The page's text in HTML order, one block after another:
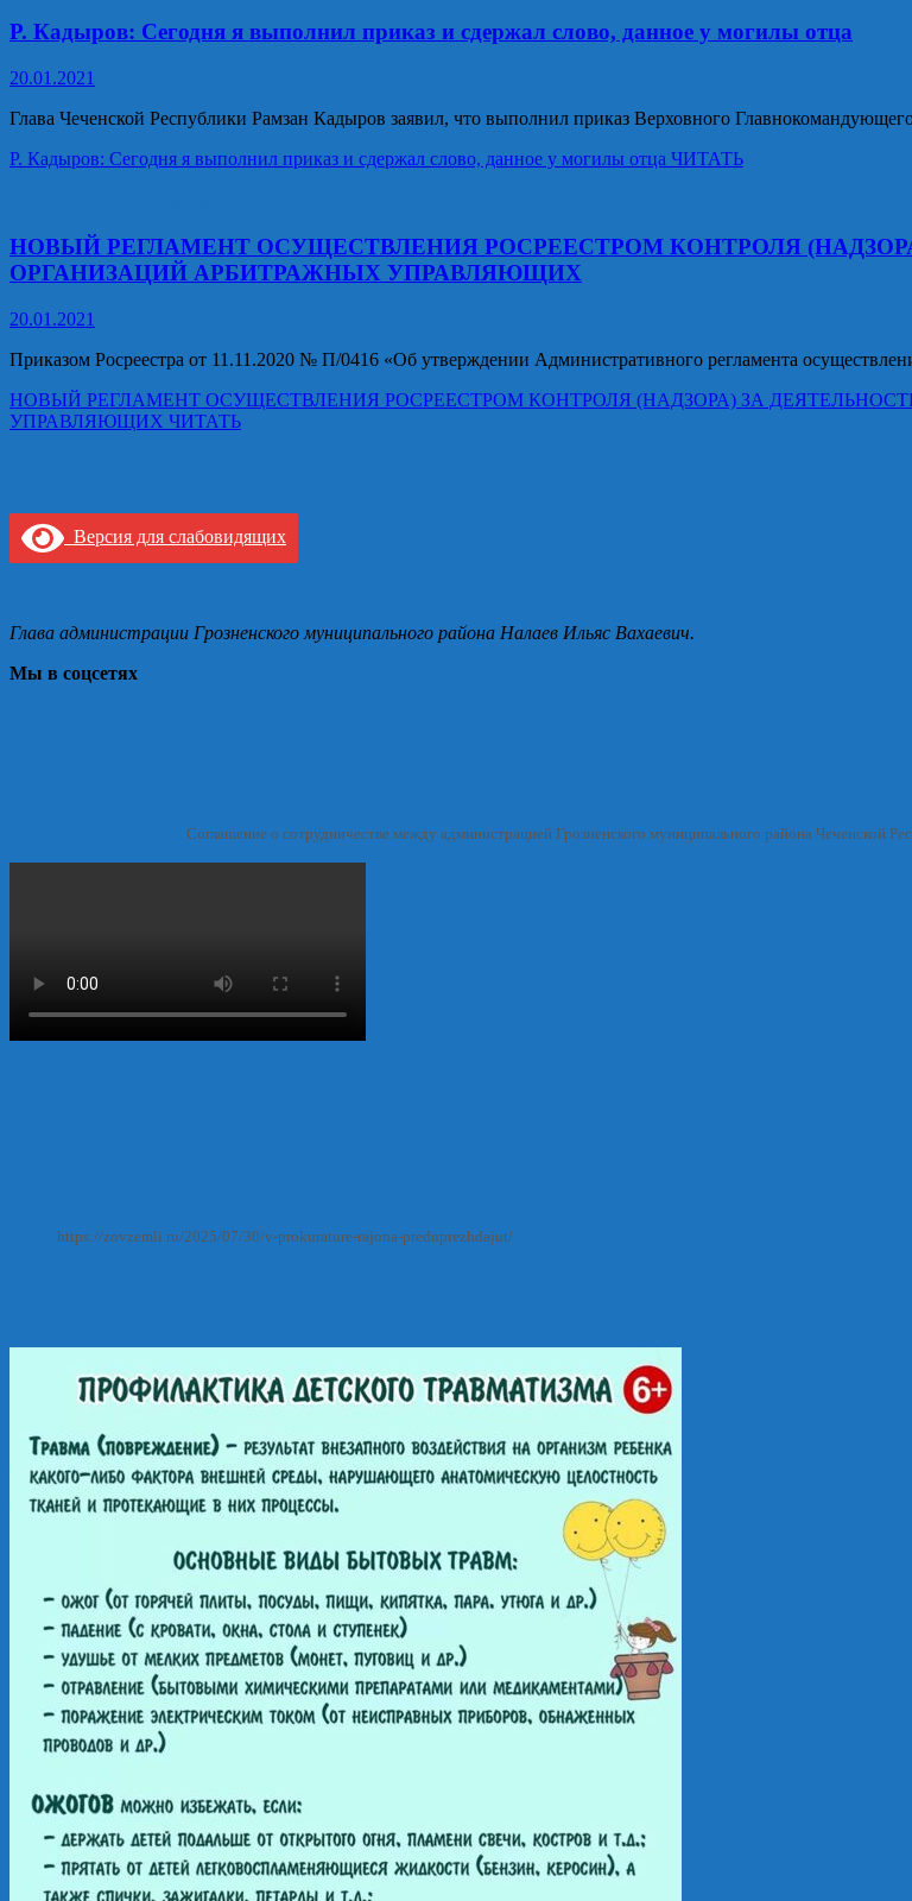
Р. Кадыров: Сегодня я выполнил приказ и сдержал слово, данное у могилы отца
20.01.2021
Глава Чеченской Республики Рамзан Кадыров заявил, что выполнил приказ Верховного
Р. Кадыров: Сегодня я выполнил приказ и сдержал слово, данное у могилы отца ЧИТАТЬ
НОВЫЙ РЕГЛАМЕНТ ОСУЩЕСТВЛЕНИЯ РОСРЕЕСТРОМ КОНТРОЛЯ
ОРГАНИЗАЦИЙ АРБИТРАЖНЫХ УПРАВЛЯЮЩИХ
20.01.2021
Приказом Росреестра от 11.11.2020 № П/0416 «Об утверждении Административного регламента
НОВЫЙ РЕГЛАМЕНТ ОСУЩЕСТВЛЕНИЯ РОСРЕЕСТРОМ КОНТРОЛЯ (НАДЗОРА) ЗА
УПРАВЛЯЮЩИХ ЧИТАТЬ
Версия для слабовидящих
Глава администрации Грозненского муниципального района Налаев Ильяс Вахаевич.
Мы в соцсетях
Соглашение о сотрудничестве между администрацией Грозненского муниципального района Чеченской
https://zovzemli.ru/2025/07/30/v-prokurature-rajona-preduprezhdajut/